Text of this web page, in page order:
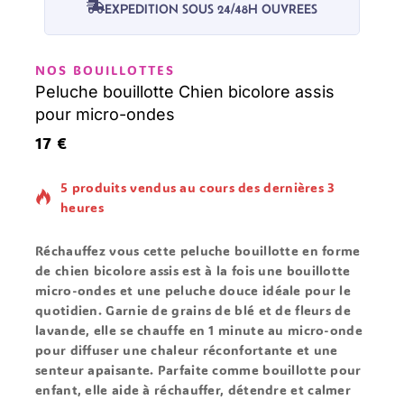
EXPEDITION SOUS 24/48H OUVREES
NOS BOUILLOTTES
Peluche bouillotte Chien bicolore assis
pour micro-ondes
17 €
5 produits vendus au cours des dernières 3
heures
Réchauffez vous cette peluche bouillotte en forme
de chien bicolore assis est à la fois une bouillotte
micro-ondes et une peluche douce idéale pour le
quotidien. Garnie de grains de blé et de fleurs de
lavande, elle se chauffe en 1 minute au micro-onde
pour diffuser une chaleur réconfortante et une
senteur apaisante. Parfaite comme bouillotte pour
enfant, elle aide à réchauffer, détendre et calmer